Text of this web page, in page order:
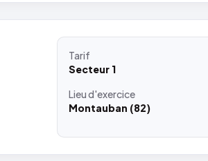
Tarif
Secteur 1
Lieud'exercice
Montauban (82)